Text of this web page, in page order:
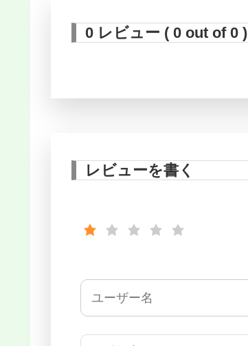
0 レビュー ( 0 out of 0 )
レビューを書く